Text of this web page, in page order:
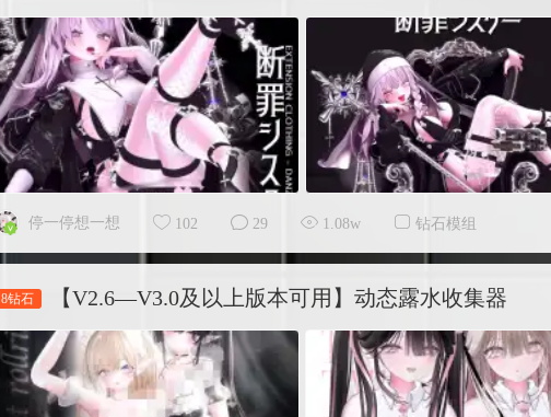
停一停想一想 102 29 1.08w 钻石模组
8钻石 【V2.6—V3.0及以上版本可用】动态露水收集器